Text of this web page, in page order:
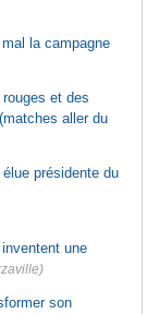
la campagne
et des
aller du
présidente du
une
son